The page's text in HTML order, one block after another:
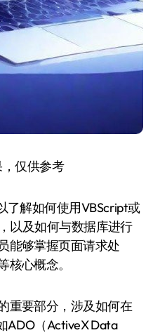
仅供参考
了解如何使用VBScript或
以及如何与数据库进行
能够掌握页面请求处
心概念。
重要部分，涉及如何在
ADO（ActiveX Data